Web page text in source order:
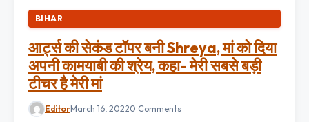
BIHAR
आर्ट्स की सेकंड टॉपर बनी Shreya, मां को दिया
अपनी कामयाबी की श्रेय, कहा- मेरी सबसे बड़ी
टीचर है मेरी मां
EditorMarch 16, 20220 Comments